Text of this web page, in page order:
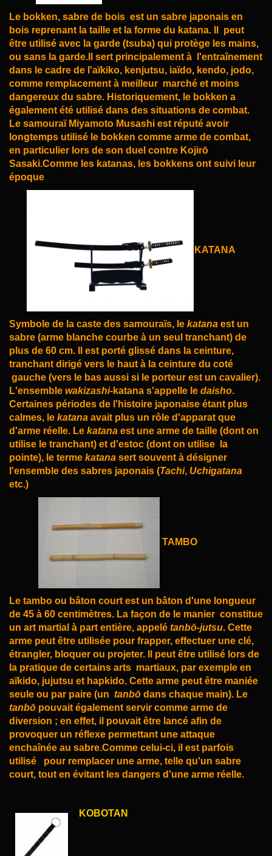
Le bokken, sabre de bois est un sabre japonais en
bois reprenant la taille et la forme du katana. Il
peut
être utilisé avec la garde (tsuba) qui protège les mains,
ou sans la garde.Il sert principalement à
l'entraînement
dans le cadre de l'aïkiko, kenjutsu, iaïdo, kendo, jodo,
comme remplacement à meilleur marché et moins
dangereux du sabre. Historiquement, le bokken a
également été utilisé dans des situations de combat.
Le samouraï Miyamoto Musashi est réputé avoir
longtemps utilisé le bokken comme arme de combat,
en particulier lors de son duel contre Kojirō
Sasaki.Comme les katanas, les bokkens ont suivi leur
époque
KATANA
Symbole de la caste des samouraïs, le katana est un
sabre (arme blanche courbe à un seul tranchant) de
plus de 60 cm. Il est porté glissé dans la ceinture,
tranchant dirigé vers le haut à la ceinture du coté
gauche (vers le bas aussi si le porteur est un cavalier).
L'ensemble wakizashi-katana s'appelle le daisho.
Certaines périodes de l' histoire japonaise étant plus
calmes, le katana avait plus un rôle d'apparat que
d'arme réelle. Le katana est une arme de taille (dont on
utilise le tranchant) et d'estoc (dont on utilise
la
pointe), le terme katana sert souvent à désigner
l'ensemble des sabres japonais (Tachi, Uchigatana
etc.)
TAMBO
Le tambo ou bâton court est un bâton d'une longueur
de 45 à 60 centimètres. La façon de le manier constitue
un art martial à part entière, appelé tanbō-jutsu. Cette
arme peut être utilisée pour frapper, effectuer une clé,
étrangler, bloquer ou projeter. Il peut être utilisé lors de
la pratique de certains arts martiaux, par exemple en
aïkido, jujutsu et hapkido. Cette arme peut être maniée
seule ou par paire (un tanbō dans chaque main). Le
tanbō pouvait également servir comme arme de
diversion ; en effet, il pouvait être lancé afin de
provoquer un réflexe permettant une attaque
enchaînée au sabre.Comme celui-ci, il est parfois
utilisé
pour remplacer une arme, telle qu'un sabre
court, tout en évitant les dangers d'une arme réelle.
KOBOTAN